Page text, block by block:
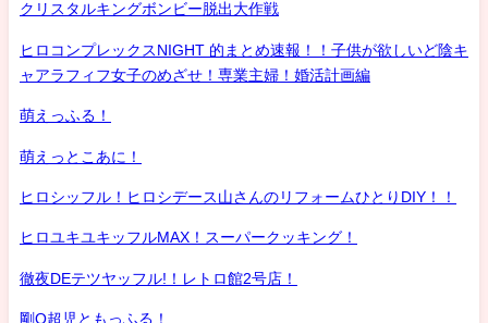
クリスタルキングボンビー脱出大作戦
ヒロコンプレックスNIGHT 的まとめ速報！！子供が欲しいど陰キ
ャアラフィフ女子のめざせ！専業主婦！婚活計画編
萌えっふる！
萌えっとこあに！
ヒロシッフル！ヒロシデース山さんのリフォームひとりDIY！！
ヒロユキユキッフルMAX！スーパークッキング！
徹夜DEテツヤッフル!！レトロ館2号店！
剛Q超児ともっふる！